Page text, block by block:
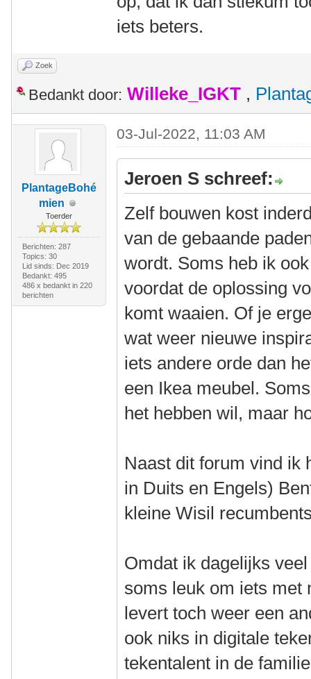
iets beters.
Zoek
Bedankt door: Willeke_IGKT ,
PlantageBohé
mien
Toerder
Berichten: 287
Topics: 30
Lid sinds: Dec 2019
Bedankt: 495
486 x bedankt in 220
berichten
03-Jul-2022, 11:03 AM
Jeroen S schreef:
Zelf bouwen kost
van de gebaande
wordt. Soms heb ik
voordat de oplossing
komt waaien. Of je
wat weer nieuwe
iets andere orde dan
een Ikea meubel.
het hebben wil, maar
Naast dit forum vind ik
in Duits en Engels)
kleine Wisil
Omdat ik dagelijks
soms leuk om iets met
levert toch weer een
ook niks in digitale
tekentalent in de